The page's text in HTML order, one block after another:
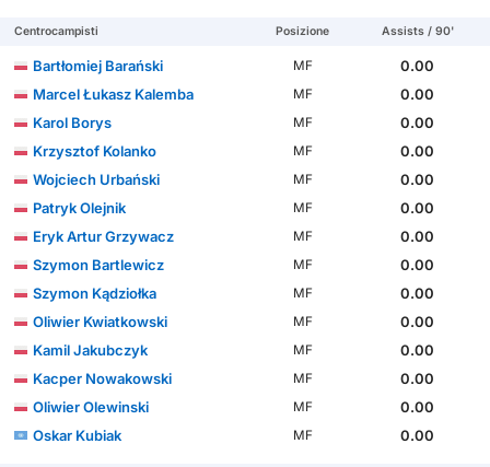
Centrocampisti Posizione Assists / 90'
Bartłomiej Barański MF
0.00
Marcel Łukasz Kalemba
MF
0.00
Karol Borys
MF
0.00
Krzysztof Kolanko
MF
0.00
Wojciech Urbański
MF
0.00
Patryk Olejnik
MF
0.00
Eryk Artur Grzywacz
MF
0.00
Szymon Bartlewicz
MF
0.00
Szymon Kądziołka
MF
0.00
Oliwier Kwiatkowski
MF
0.00
Kamil Jakubczyk
MF
0.00
Kacper Nowakowski
MF
0.00
Oliwier Olewinski
MF
0.00
Oskar Kubiak
MF 0.00